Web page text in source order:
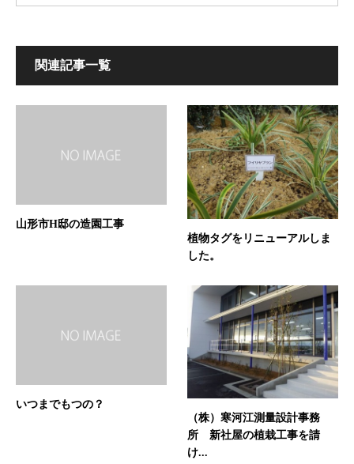
関連記事一覧
山形市H邸の造園工事
植物タグをリニューアルしま
した。
いつまでもつの？
（株）寒河江測量設計事務
所 新社屋の植栽工事を請
け...